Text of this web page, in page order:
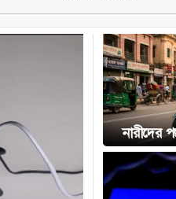
নারীদের